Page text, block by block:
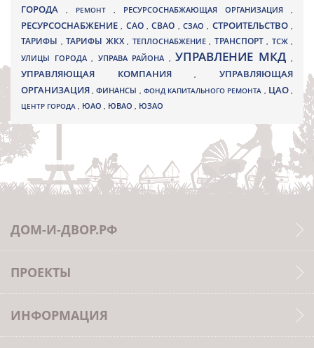
ГОРОДА
, РЕМОНТ , РЕСУРСОСНАБЖАЮЩАЯ ОРГАНИЗАЦИЯ ,
РЕСУРСОСНАБЖЕНИЕ, САО,СВАО ,СЗАО, СТРОИТЕЛЬСТВО,
ТАРИФЫ , ТАРИФЫ ЖКХ , ТЕПЛОСНАБЖЕНИЕ , ТРАНСПОРТ , ТСЖ ,
УЛИЦЫ ГОРОДА , УПРАВА РАЙОНА , УПРАВЛЕНИЕ МКД ,
УПРАВЛЯЮЩАЯ КОМПАНИЯ,УПРАВЛЯЮЩАЯ
ОРГАНИЗАЦИЯ,ФИНАНСЫ , ФОНД КАПИТАЛЬНОГО РЕМОНТА , ЦАО,
ЦЕНТР ГОРОДА , ЮАО , ЮВАО , ЮЗАО
ДОМ-И-ДВОР.РФ
ПРОЕКТЫ
ИНФОРМАЦИЯ